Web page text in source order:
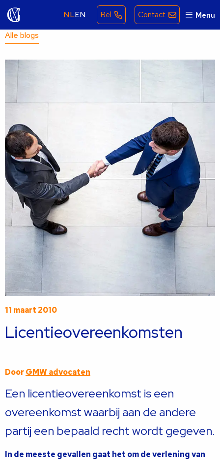
NLEN Bel Contact Menu
Alle blogs
11 maart 2010
Licentieovereenkomsten
DoorGMW advocaten
Een licentieovereenkomst is een
overeenkomst waarbij aan de andere
partij een bepaald recht wordt gegeven.
In de meeste gevallen gaat het om de verlening van